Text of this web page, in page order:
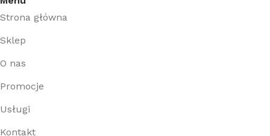
Strona główna
Sklep
O nas
Promocje
Usługi
Kontakt